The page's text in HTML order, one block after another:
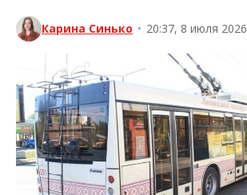
Карина Синько • 20:37, 8 июля 2026